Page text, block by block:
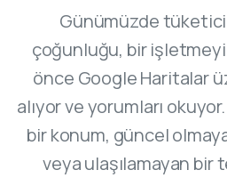
Günümüzde
çoğunluğu, bir
önce Google Haritalar
alıyor ve yorumları
bir konum, güncel
veya ulaşılamayan bir